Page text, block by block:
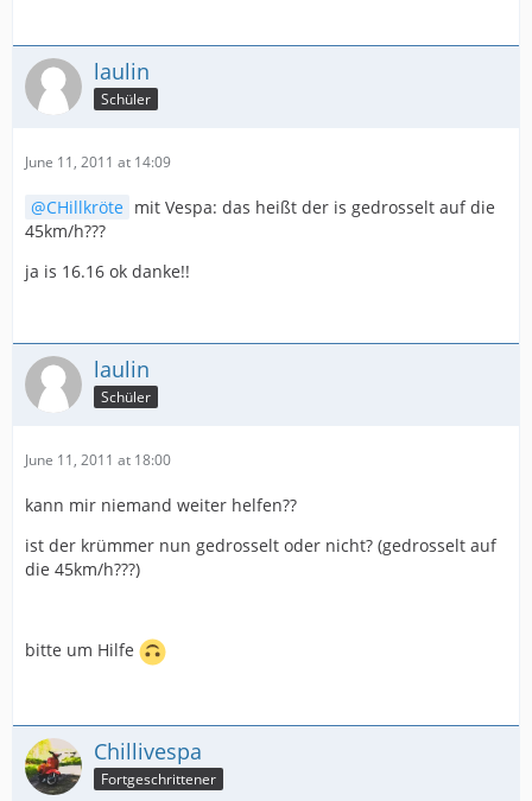
laulin
Schüler
June 11, 2011 at 14:09
CHillkröte mit Vespa: das heißt der is gedrosselt auf die
45km/h???
ja is 16.16 ok danke!!
laulin
Schüler
June 11, 2011 at 18:00
kann mir niemand weiter helfen??
ist der krümmer nun gedrosselt oder nicht? (gedrosselt auf
die 45km/h???)
bitte um Hilfe
Chillivespa
Fortgeschrittener